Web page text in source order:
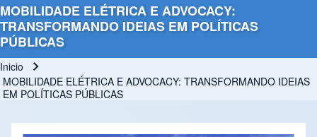
MOBILIDADE ELÉTRICA E ADVOCACY:
TRANSFORMANDO IDEIAS EM POLÍTICAS
PÚBLICAS
Ruta de navegación
Inicio
MOBILIDADE ELÉTRICA E ADVOCACY: TRANSFORMANDO IDEIAS
EM POLÍTICAS PÚBLICAS